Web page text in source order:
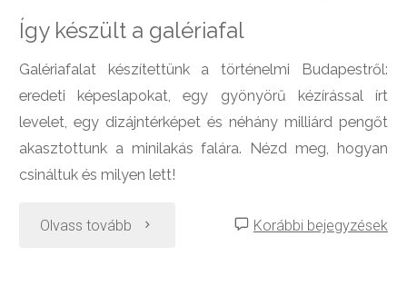
Így készült a galériafal
Galériafalat készítettünk a történelmi Budapestről:
eredeti képeslapokat, egy gyönyörű kézírással írt
levelet, egy dizájntérképet és néhány milliárd pengőt
akasztottunk a minilakás falára. Nézd meg, hogyan
csináltuk és milyen lett!
Olvass tovább "Így Korábbi bejegyzések